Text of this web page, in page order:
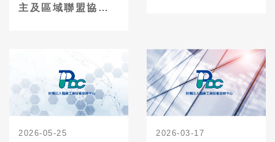
主及區域聯盟協作
2026-05-25 2026-03-17